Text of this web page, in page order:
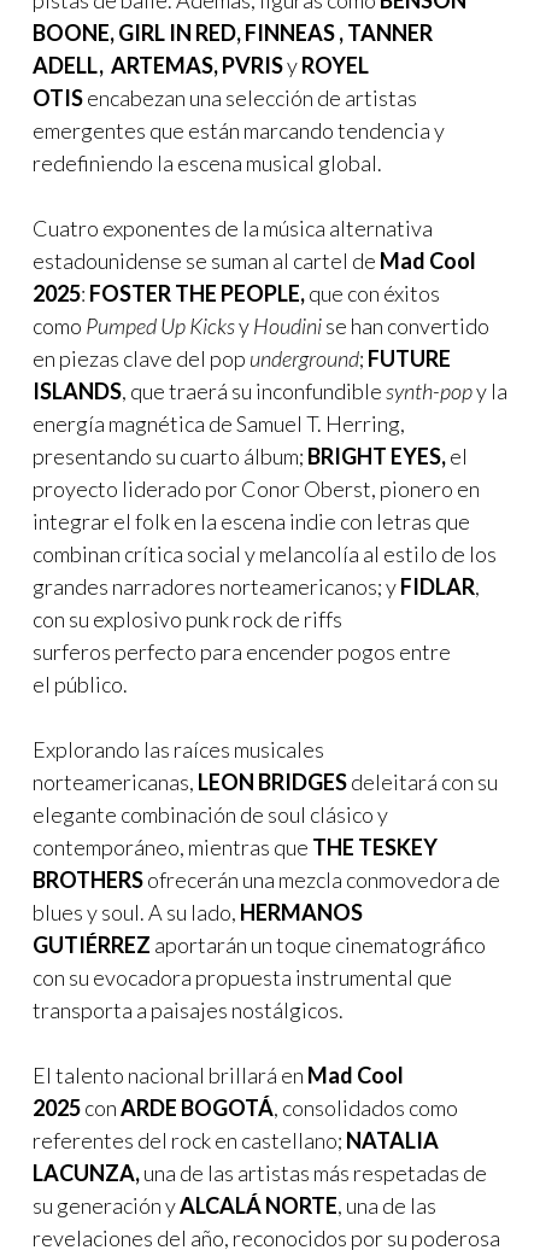
BOONE, GIRL IN RED, FINNEAS , TANNER
ADELL, ARTEMAS,PVRISyROYEL
OTISencabezan una selección de artistas
emergentes que están marcando tendencia y
redefiniendo la escena musical global.
Cuatro exponentes de la música alternativa
estadounidense se suman al cartel de Mad Cool
2025: FOSTER THE PEOPLE,que con éxitos
como Pumped Up KicksyHoudinise han convertido
en piezas clave del pop underground; FUTURE
ISLANDS, que traerá su inconfundiblesynth-popy la
energía magnética de Samuel T. Herring,
presentando su cuarto álbum; BRIGHT EYES,el
proyecto liderado por Conor Oberst, pionero en
integrar el folk en la escena indie con letras que
combinan crítica social y melancolía al estilo de los
grandes narradores norteamericanos; yFIDLAR,
con su explosivo punk rock de riffs
surferos perfecto para encender pogos entre
el público.
Explorando las raíces musicales
norteamericanas, LEON BRIDGESdeleitará con su
elegante combinación de soul clásico y
contemporáneo, mientras que THE TESKEY
BROTHERSofrecerán una mezcla conmovedora de
blues y soul. A su lado, HERMANOS
GUTIÉRREZ aportarán un toque cinematográfico
con su evocadora propuesta instrumental que
transporta a paisajes nostálgicos.
El talento nacional brillará en Mad Cool
2025conARDE BOGOTÁ, consolidados como
referentes del rock en castellano; NATALIA
LACUNZA,una de las artistas más respetadas de
su generación yALCALÁ NORTE, una de las
revelaciones del año, reconocidos por su poderosa